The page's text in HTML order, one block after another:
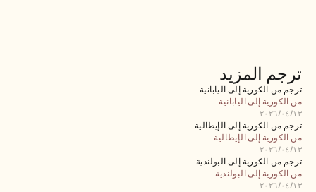
ترجم المزيد
ترجم من الكورية إلى اليابانية
من الكورية إلى اليابانية
١٣‏/٠٤‏/٢٠٢٦
ترجم من الكورية إلى الإيطالية
من الكورية إلى الإيطالية
١٣‏/٠٤‏/٢٠٢٦
ترجم من الكورية إلى البولندية
من الكورية إلى البولندية
١٣‏/٠٤‏/٢٠٢٦